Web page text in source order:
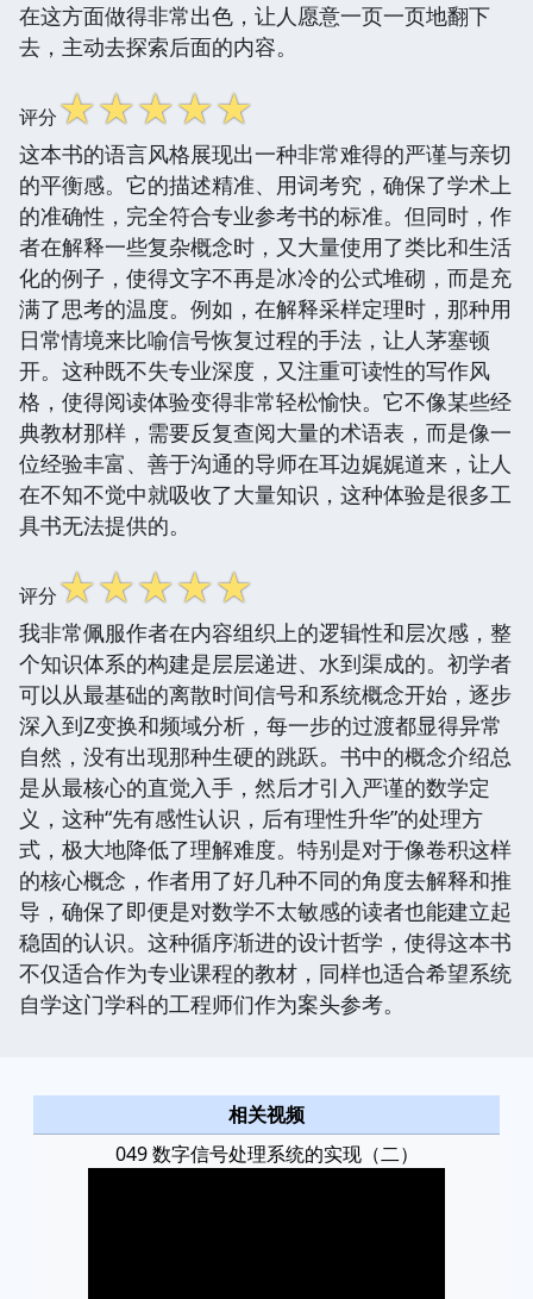
在这方面做得非常出色，让人愿意一页一页地翻下
去，主动去探索后面的内容。
评分☆☆☆☆☆
这本书的语言风格展现出一种非常难得的严谨与亲切
的平衡感。它的描述精准、用词考究，确保了学术上
的准确性，完全符合专业参考书的标准。但同时，作
者在解释一些复杂概念时，又大量使用了类比和生活
化的例子，使得文字不再是冰冷的公式堆砌，而是充
满了思考的温度。例如，在解释采样定理时，那种用
日常情境来比喻信号恢复过程的手法，让人茅塞顿
开。这种既不失专业深度，又注重可读性的写作风
格，使得阅读体验变得非常轻松愉快。它不像某些经
典教材那样，需要反复查阅大量的术语表，而是像一
位经验丰富、善于沟通的导师在耳边娓娓道来，让人
在不知不觉中就吸收了大量知识，这种体验是很多工
具书无法提供的。
评分☆☆☆☆☆
我非常佩服作者在内容组织上的逻辑性和层次感，整
个知识体系的构建是层层递进、水到渠成的。初学者
可以从最基础的离散时间信号和系统概念开始，逐步
深入到Z变换和频域分析，每一步的过渡都显得异常
自然，没有出现那种生硬的跳跃。书中的概念介绍总
是从最核心的直觉入手，然后才引入严谨的数学定
义，这种“先有感性认识，后有理性升华”的处理方
式，极大地降低了理解难度。特别是对于像卷积这样
的核心概念，作者用了好几种不同的角度去解释和推
导，确保了即便是对数学不太敏感的读者也能建立起
稳固的认识。这种循序渐进的设计哲学，使得这本书
不仅适合作为专业课程的教材，同样也适合希望系统
自学这门学科的工程师们作为案头参考。
相关视频
049 数字信号处理系统的实现（二）